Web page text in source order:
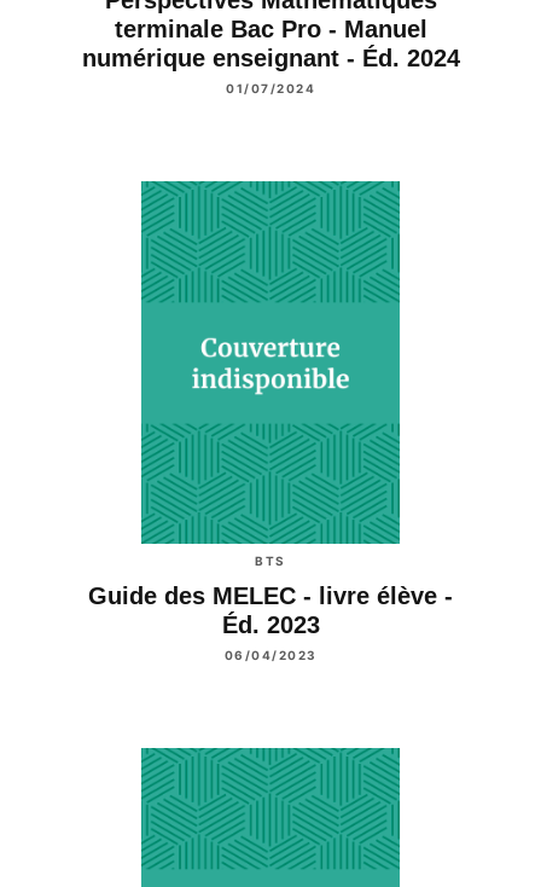
terminale Bac Pro - Manuel
numérique enseignant - Éd. 2024
01/07/2024
BTS
Guide des MELEC - livre élève -
Éd. 2023
06/04/2023